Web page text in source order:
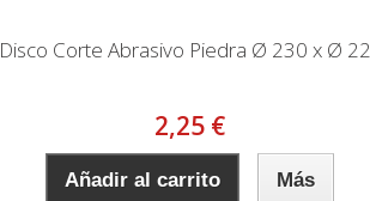
Disco Corte Abrasivo Piedra Ø 230 x Ø 22...
2,25 €
Añadir al carrito Más